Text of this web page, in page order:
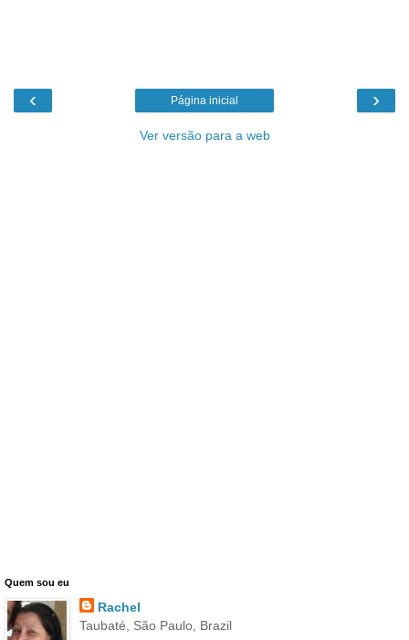
‹ ›
Página inicial
Ver versão para a web
Quem sou eu
Rachel
Taubaté, São Paulo, Brazil